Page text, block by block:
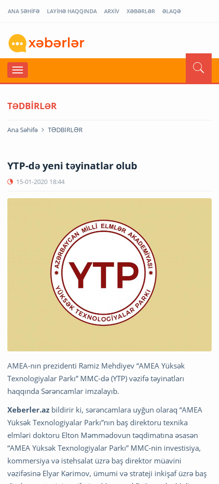
ANA SƏHİFƏ LAYİHƏ HAQQINDA ARXİV XƏBƏRLƏR ƏLAQƏ
TƏDBİRLƏR
Ana Səhifə TƏDBİRLƏR
YTP-də yeni təyinatlar olub
15-01-2020 18:44
AMEA-nın prezidenti Ramiz Mehdiyev “AMEA Yüksək
Texnologiyalar Parkı” MMC-də (YTP) vəzifə təyinatları
haqqında Sərəncamlar imzalayıb.
Xeberler.az bildirir ki, sərəncamlara uyğun olaraq “AMEA
Yüksək Texnologiyalar Parkı”nın baş direktoru texnika
elmləri doktoru Elton Məmmədovun təqdimatına əsasən
“AMEA Yüksək Texnologiyalar Parkı” MMC-nin investisiya,
kommersiya və istehsalat üzrə baş direktor müavini
vəzifəsinə Elyar Kərimov, ümumi və strateji inkişaf üzrə baş